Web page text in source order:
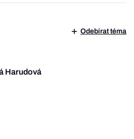
Odebírat téma
Harudová